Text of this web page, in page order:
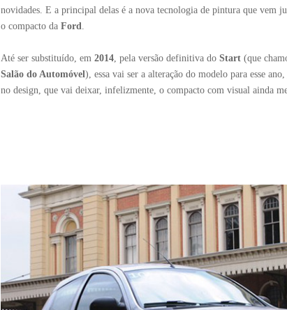
novidades. E a principal delas é a nova tecnologia de pintura que vem
o compacto da Ford
Até ser substituído, em 2014, pela versão definitiva doStart(que
Salão do Automóvel), essa vai ser a alteração do modelo para esse
no design, que vai deixar, infelizmente, o compacto com visual ainda